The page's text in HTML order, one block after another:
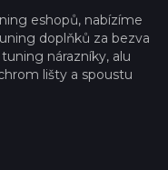
eshopů, nabízíme
doplňků za bezva
nárazníky, alu
lišty a spoustu